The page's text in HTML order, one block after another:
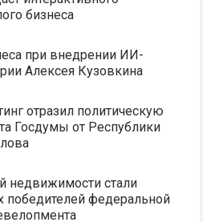
бизнеса
при внедрении ИИ-
Алексея Кузовкина
отразил политическую
Госдумы от Республики
недвижимости стали
победителей федеральной